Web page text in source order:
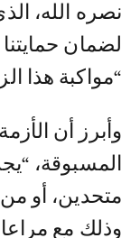
نصره الله،
لضمان حمايتنا
“مواكبة هذا
وأبرز أن
المسبوقة،
متحدين، أو من
وذلك مع